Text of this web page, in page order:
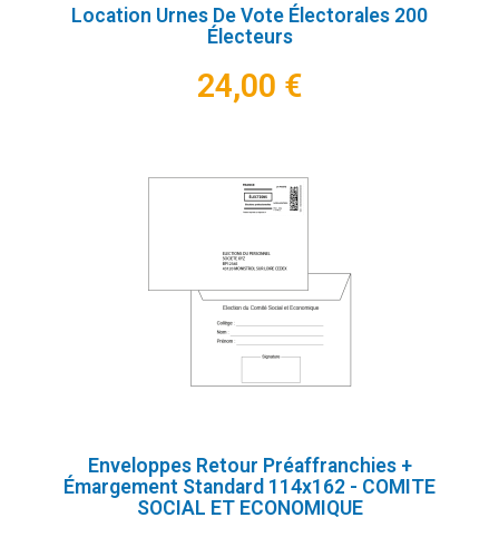
Location Urnes De Vote Électorales 200
Électeurs
24,00 €
Enveloppes Retour Préaffranchies +
Émargement Standard 114x162 - COMITE
SOCIAL ET ECONOMIQUE